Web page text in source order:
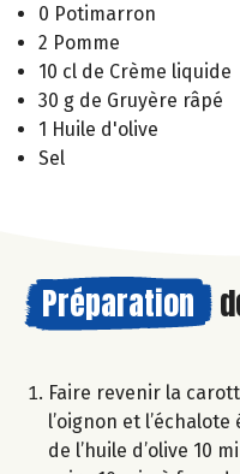
0 Potimarron
2 Pomme
10 cl de Crème liquide
30 g de Gruyère râpé
1 Huile d'olive
Sel
Préparation
Faire revenir la
l’oignon et
de l’huile d’olive 10